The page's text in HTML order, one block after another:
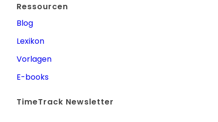
Ressourcen
Blog
Lexikon
Vorlagen
E-books
TimeTrack Newsletter